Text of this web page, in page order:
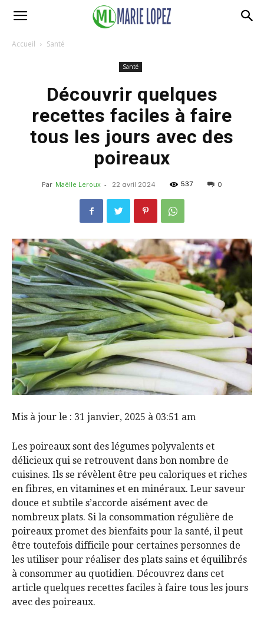
Accueil Santé
Santé
Découvrir quelques
recettes faciles à faire
tous les jours avec des
poireaux
Par Maëlle Leroux - 22 avril 2024 537 0
Mis à jour le : 31 janvier, 2025 à 03:51 am
Les poireaux sont des légumes polyvalents et
délicieux qui se retrouvent dans bon nombre de
cuisines. Ils se révèlent être peu caloriques et riches
en fibres, en vitamines et en minéraux. Leur saveur
douce et subtile s’accorde aisément avec de
nombreux plats. Si la consommation régulière de
poireaux promet des bienfaits pour la santé, il peut
être toutefois difficile pour certaines personnes de
les utiliser pour réaliser des plats sains et équilibrés
à consommer au quotidien. Découvrez dans cet
article quelques recettes faciles à faire tous les jours
avec des poireaux.